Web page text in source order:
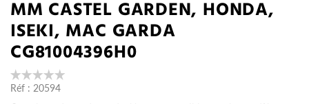
MM CASTEL GARDEN, HONDA,
ISEKI, MAC GARDA
CG81004396H0
Réf : 20594